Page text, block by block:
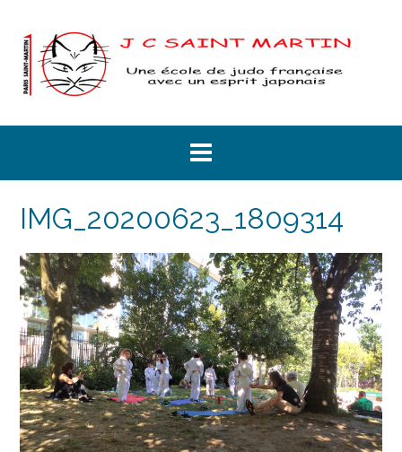
content
IMG_20200623_1809314